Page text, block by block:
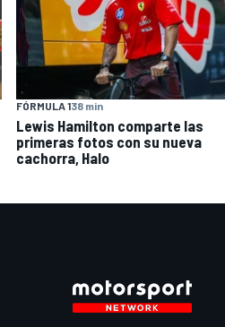
FÓRMULA 138 min
Lewis Hamilton comparte las
primeras fotos con su nueva
cachorra, Halo